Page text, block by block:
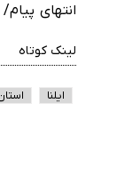
انتهای پیام/
لینک کوتاه
ایلنا